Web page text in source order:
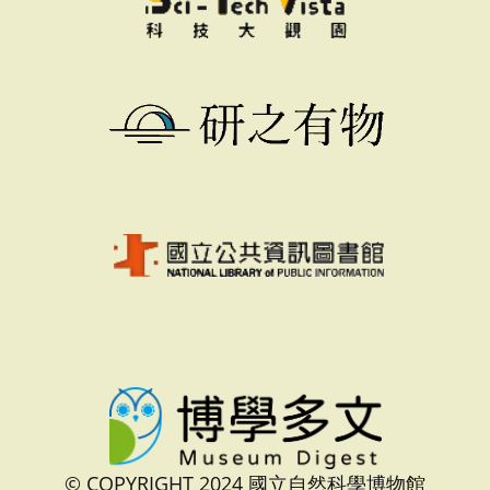
© COPYRIGHT 2024 國立自然科學博物館